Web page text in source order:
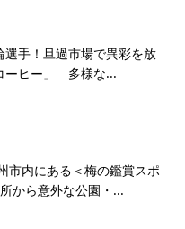
選手！旦過市場で異彩を放
ーヒー」 多様な...
市内にある＜梅の鑑賞スポ
から意外な公園・...